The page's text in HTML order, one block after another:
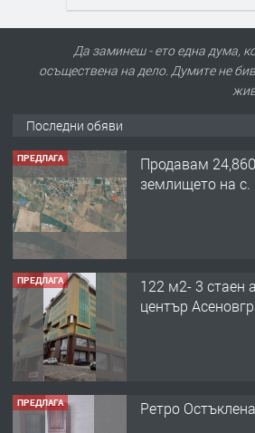
Да заминеш - ето една дума,
осъществена на дело. Думите не
Последни обяви
ПРЕДЛАГА
Продавам
землището на с.
ПРЕДЛАГА
122 м2- 3 стаен
център
ПРЕДЛАГА Ретро